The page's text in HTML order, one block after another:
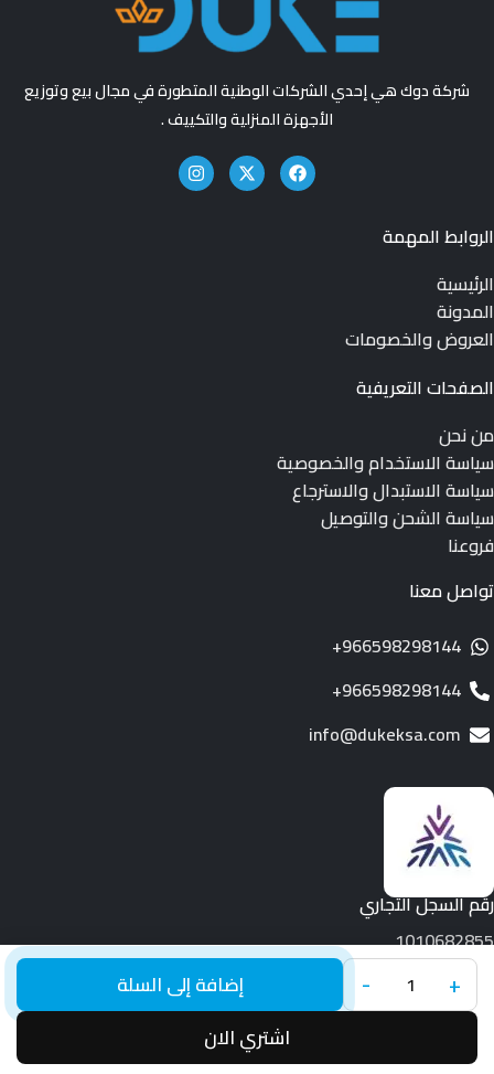
شركة دوك هي إحدي الشركات الوطنية المتطورة في مجال بيع وتوزيع
الأجهزة المنزلية والتكييف .
الروابط المهمة
الرئيسية
المدونة
العروض والخصومات
الصفحات التعريفية
من نحن
سياسة الاستخدام والخصوصية
سياسة الاستبدال والاسترجاع
سياسة الشحن والتوصيل
فروعنا
تواصل معنا
966598298144+
966598298144+
info@dukeksa.com
رقم السجل التجاري
1010682855
جميع الحقوق محفوظة لـ © 2026.
Duke +
-
إضافة إلى السلة
اشتري الان